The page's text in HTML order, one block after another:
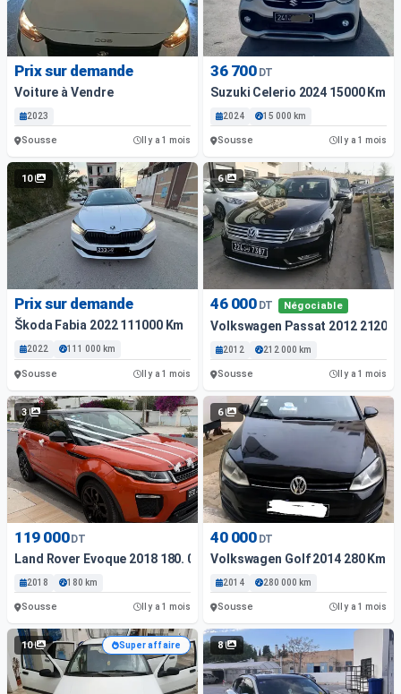
Prix sur demande
Voiture à Vendre
2023
Sousse Il y a 1 mois
36 700 DT
Suzuki Celerio 2024 15000 Km
2024 15 000 km
Sousse Il y a 1 mois
10
Prix sur demande
Škoda Fabia 2022 111000 Km
2022 111 000 km
Sousse Il y a 1 mois
6
46 000 DT Négociable
Volkswagen Passat 2012
2012 212 000 km
Sousse Il y a 1 mois
3
119 000DT
Land Rover Evoque 2018 180. 000 Km
2018 180 km
Sousse Il y a 1 mois
6
40 000 DT
Volkswagen Golf 2014 280 Km
2014 280 000 km
Sousse Il y a 1 mois
10 Super affaire 8